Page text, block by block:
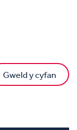
Gweld y cyfan